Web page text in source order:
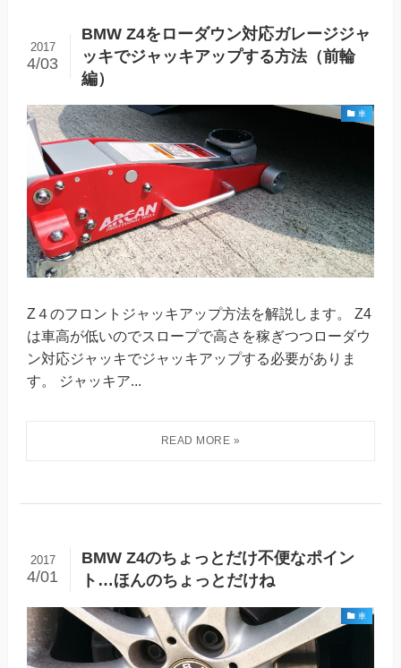
BMW Z4をローダウン対応ガレージジャ
ッキでジャッキアップする方法（前輪
編）
2017
4/03
車
Z４のフロントジャッキアップ方法を解説します。 Z4
は車高が低いのでスロープで高さを稼ぎつつローダウ
ン対応ジャッキでジャッキアップする必要がありま
す。 ジャッキア...
BMW Z4のちょっとだけ不便なポイン
ト…ほんのちょっとだけね
2017
4/01
車